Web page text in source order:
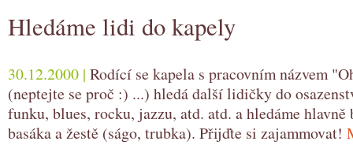
Hledáme lidi do kapely
30.12.2000 | Rodící se kapela s pracovním názvem
(neptejte se proč :) ...) hledá další lidičky do
funku, blues, rocku, jazzu, atd. atd. a hledáme hlavně
basáka a žestě (ságo, trubka). Přijďte si zajammovat!